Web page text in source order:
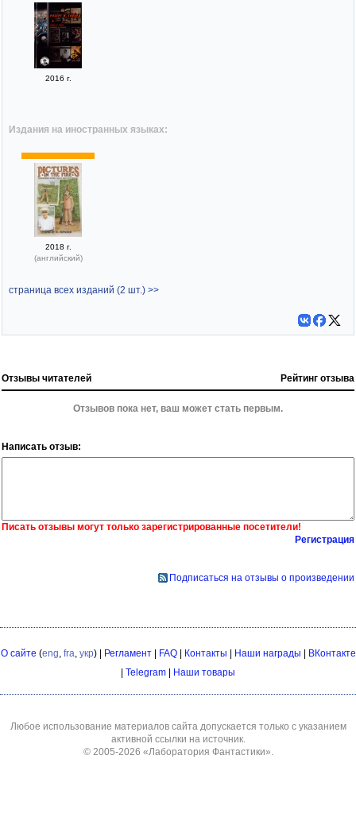
2016 г.
Издания на иностранных языках:
2018 г.
(английский)
страница всех изданий (2 шт.) >>
Отзывы читателей Рейтинг отзыва
Отзывов пока нет, ваш может стать первым.
Написать отзыв:
Писать отзывы могут только зарегистрированные посетители!
Регистрация
Подписаться на отзывы о произведении
О сайте (eng fra укр) | Регламент| FAQ| Контакты | Наши награды | ВКонтакте
| Telegram | Наши товары
Любое использование материалов сайта допускается только с указанием
активной ссылки на источник.
© 2005-2026 «Лаборатория Фантастики»